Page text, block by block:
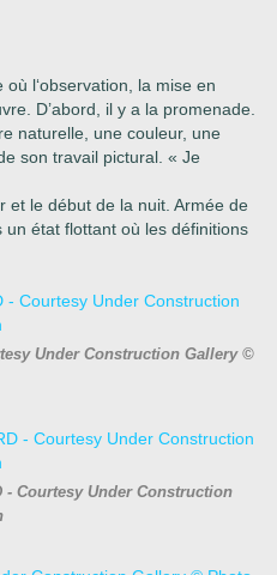
où l‘observation, la mise en
D’abord, il y a la promenade.
naturelle, une couleur, une
son travail pictural. « Je
et le début de la nuit. Armée de
un état flottant où les définitions
Under Construction Gallery ©
- Courtesy Under Construction